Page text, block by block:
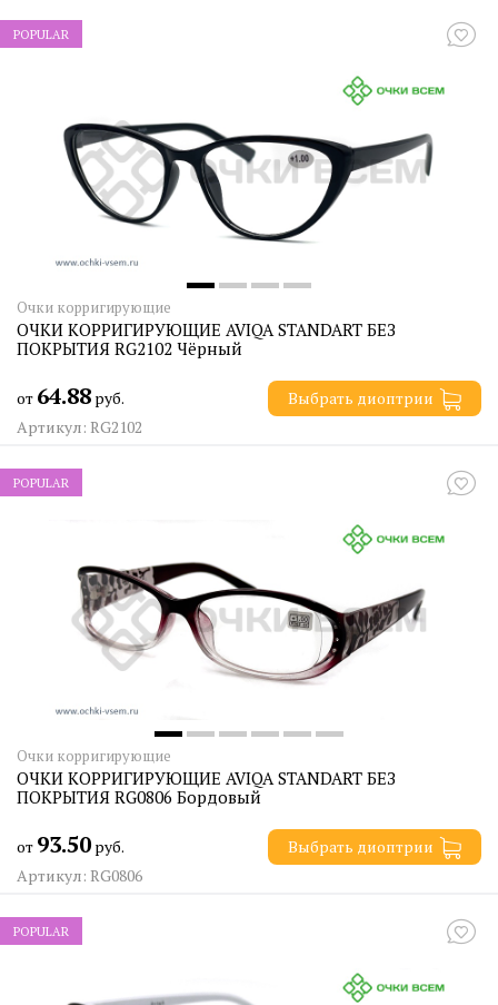
POPULAR
Очки корригирующие
ОЧКИ КОРРИГИРУЮЩИЕ AVIQA STANDART БЕЗ
ПОКРЫТИЯ RG2102 Чёрный
от 64.88 руб.
Выбрать диоптрии
Артикул: RG2102
POPULAR
Очки корригирующие
ОЧКИ КОРРИГИРУЮЩИЕ AVIQA STANDART БЕЗ
ПОКРЫТИЯ RG0806 Бордовый
от 93.50 руб.
Выбрать диоптрии
Артикул: RG0806
POPULAR